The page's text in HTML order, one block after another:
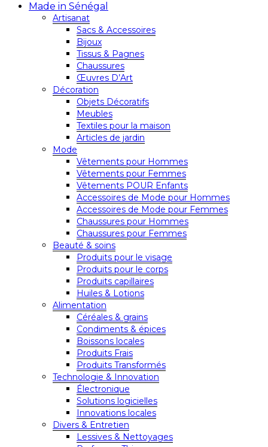
Made in Sénégal
Artisanat
Sacs & Accessoires
Bijoux
Tissus & Pagnes
Chaussures
Œuvres D’Art
Décoration
Objets Décoratifs
Meubles
Textiles pour la maison
Articles de jardin
Mode
Vêtements pour Hommes
Vêtements pour Femmes
Vêtements POUR Enfants
Accessoires de Mode pour Hommes
Accessoires de Mode pour Femmes
Chaussures pour Hommes
Chaussures pour Femmes
Beauté & soins
Produits pour le visage
Produits pour le corps
Produits capillaires
Huiles & Lotions
Alimentation
Céréales & grains
Condiments & épices
Boissons locales
Produits Frais
Produits Transformés
Technologie & Innovation
Électronique
Solutions logicielles
Innovations locales
Divers & Entretien
Lessives & Nettoyages